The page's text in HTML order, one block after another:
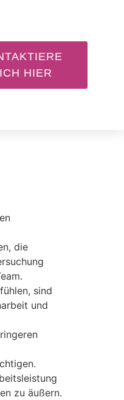
HIER
die
sind
und
zu äußern.